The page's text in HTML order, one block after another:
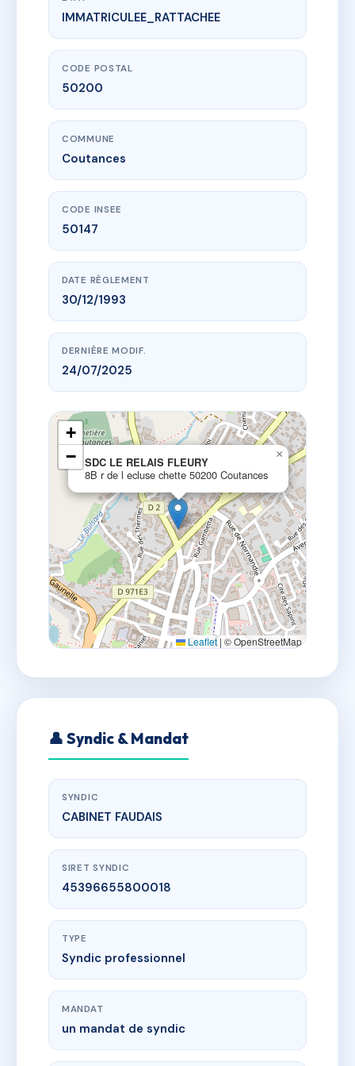
www.vme.plus/AE3148566
SDC LE RELAIS FLEURY
8B r de l ecluse chette
IMMATRICULEE_RATTACHEE
CODE POSTAL
50200
COMMUNE
Coutances
CODE INSEE
50147
DATE RÈGLEMENT
30/12/1993
DERNIÈRE MODIF.
24/07/2025
SDC LE RELAIS FLEURY
8B r de l ecluse chette 50200 Coutances
×
+
−
Leaflet | © OpenStreetMap
👤 Syndic & Mandat
SYNDIC
CABINET FAUDAIS
SIRET SYNDIC
45396655800018
TYPE
Syndic professionnel
MANDAT
un mandat de syndic